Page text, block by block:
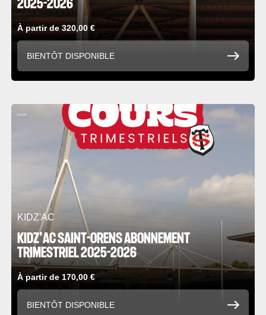
À partir de 320,00 €
BIENTÔT DISPONIBLE
KIDZ'AC
KIDZ'AC SAINT-ORENS ABONNEMENT
TRIMESTRIEL 2025-2026
À partir de 170,00 €
BIENTÔT DISPONIBLE